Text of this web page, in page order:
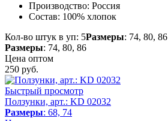
Производство: Россия
Состав: 100% хлопок
Кол-во штук в уп: 5Размеры: 74, 80, 86
Размеры: 74, 80, 86
Цена оптом
250 руб.
Быстрый просмотр
Ползунки, арт.: KD 02032
Размеры: 68, 74